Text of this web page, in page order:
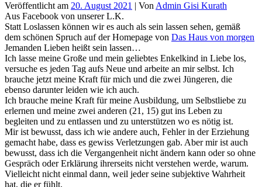
Veröffentlicht am 20. August 2021 | Von Admin Gisi Kurath
Aus Facebook von unserer L.K.
Statt Loslassen können wir es auch als sein lassen sehen, gemäß
dem schönen Spruch auf der Homepage von Das Haus von morgen
Jemanden Lieben heißt sein lassen…
Ich lasse meine Große und mein geliebtes Enkelkind in Liebe los,
versuche es jeden Tag aufs Neue und arbeite an mir selbst. Ich
brauche jetzt meine Kraft für mich und die zwei Jüngeren, die
ebenso darunter leiden wie ich auch.
Ich brauche meine Kraft für meine Ausbildung, um Selbstliebe zu
erlernen und meine zwei anderen (21, 15) gut ins Leben zu
begleiten und zu entlassen und zu unterstützen wo es nötig ist.
Mir ist bewusst, dass ich wie andere auch, Fehler in der Erziehung
gemacht habe, dass es gewiss Verletzungen gab. Aber mir ist auch
bewusst, dass ich die Vergangenheit nicht ändern kann oder so ohne
Gespräch oder Erklärung ihrerseits nicht verstehen werde, warum.
Vielleicht nicht einmal dann, weil jeder seine subjektive Wahrheit
hat, die er fühlt.